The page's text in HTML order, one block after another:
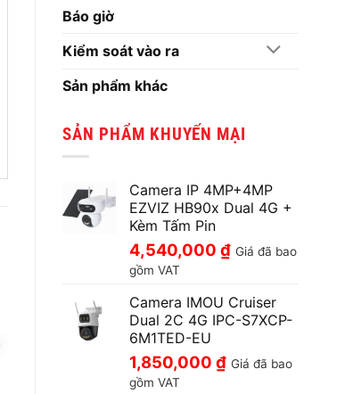
Báo giờ
Kiểm soát vào ra
Sản phẩm khác
SẢN PHẨM KHUYẾN MẠI
Camera IP 4MP+4MP
EZVIZ HB90x Dual 4G +
Kèm Tấm Pin
4,540,000 ₫ Giá đã bao
gồm VAT
Camera IMOU Cruiser
Dual 2C 4G IPC-S7XCP-
6M1TED-EU
1,850,000 ₫ Giá đã bao
gồm VAT